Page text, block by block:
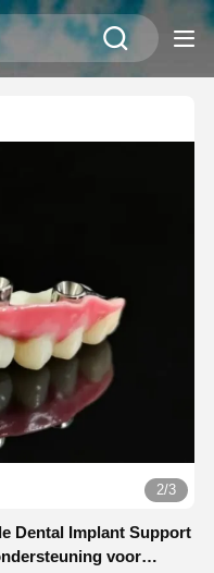
2/3
Dental Implant Support
voor